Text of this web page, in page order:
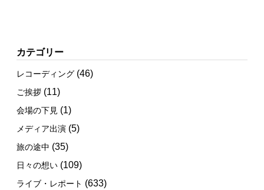
カテゴリー
レコーディング (46)
ご挨拶 (11)
会場の下見 (1)
メディア出演 (5)
旅の途中 (35)
日々の想い (109)
ライブ・レポート (633)